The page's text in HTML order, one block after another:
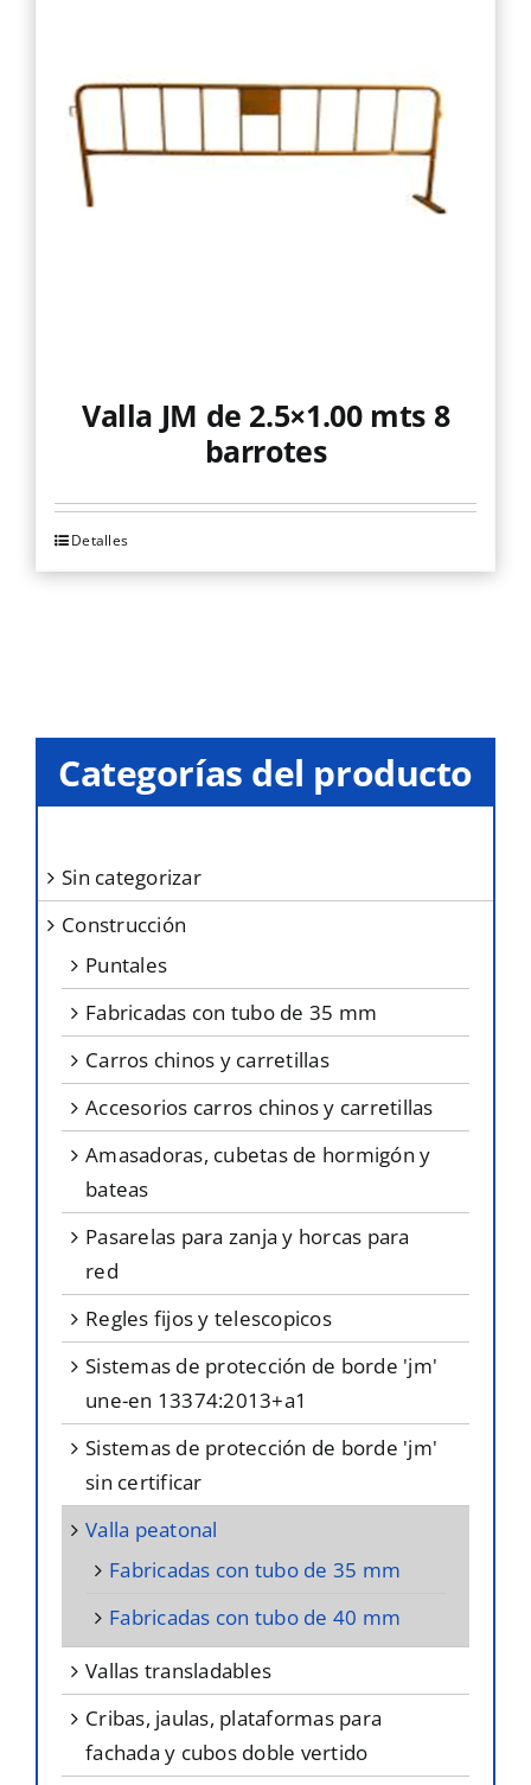
Valla JM de 2.5×1.00 mts 8
barrotes
Detalles
Categorías del producto
sin categorizar
construcción
puntales
fabricadas con tubo de 35 mm
carros chinos y carretillas
accesorios carros chinos y carretillas
amasadoras, cubetas de hormigón y
bateas
pasarelas para zanja y horcas para
red
regles fijos y telescopicos
sistemas de protección de borde 'jm'
une-en 13374:2013+a1
sistemas de protección de borde 'jm'
sin certificar
valla peatonal
fabricadas con tubo de 35 mm
fabricadas con tubo de 40 mm
vallas transladables
cribas, jaulas, plataformas para
fachada y cubos doble vertido